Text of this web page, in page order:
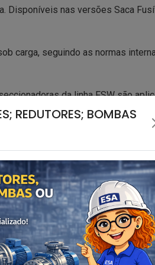
REDUTORES; BOMBAS
Disponíveis nas versões Saca
carga, seguindo as normas
da linha FSW são
de arco garantindo maior
da tensão e do estado dos
fornecidos como padrão para toda